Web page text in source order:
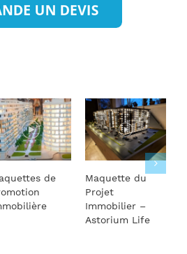
de
Maquette du
Projet
Immobilier –
Astorium Life